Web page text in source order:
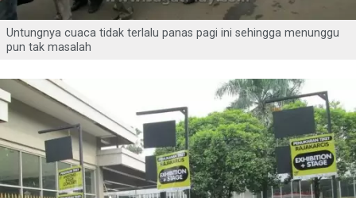
Untungnya cuaca tidak terlalu panas pagi ini sehingga menunggu
pun tak masalah